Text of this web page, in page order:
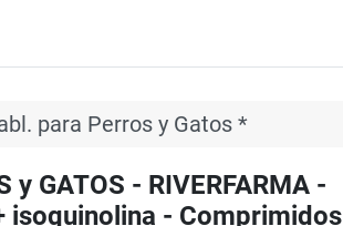
para Perros y Gatos *
GATOS - RIVERFARMA -
isoquinolina - Comprimidos